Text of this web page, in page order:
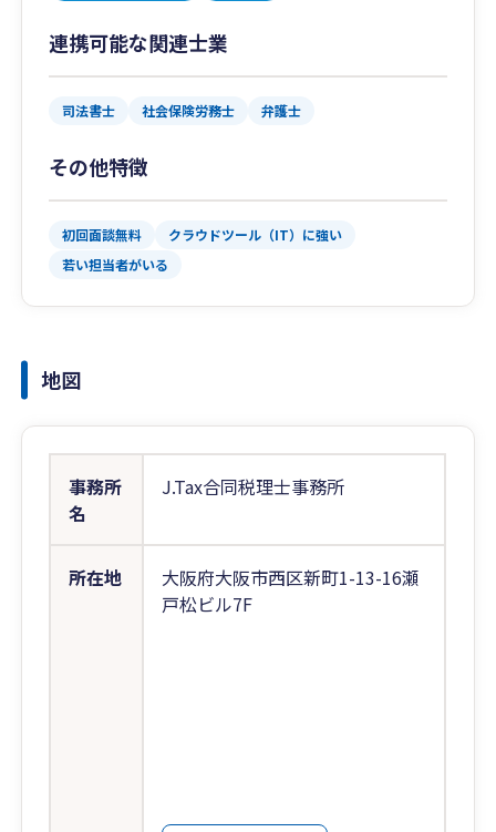
連携可能な関連士業
司法書士 社会保険労務士 弁護士
その他特徴
初回面談無料
クラウドツール（IT）に強い
若い担当者がいる
地図
事務所
名
J.Tax合同税理士事務所
所在地
大阪府大阪市西区新町1-13-16瀬
戸松ビル7F